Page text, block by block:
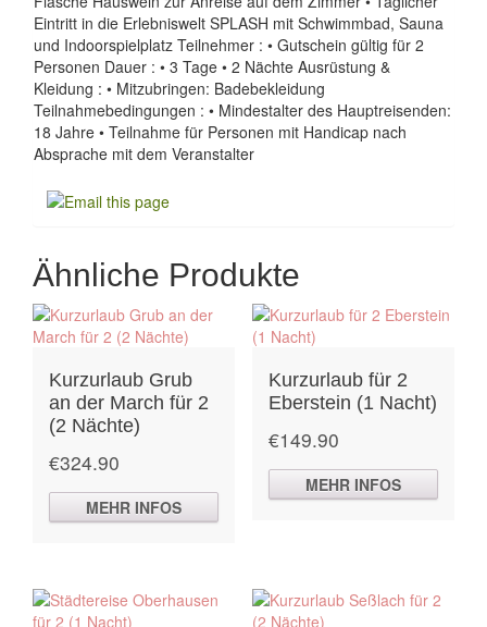
Eintritt in die Erlebniswelt SPLASH mit Schwimmbad, Sauna
und Indoorspielplatz Teilnehmer : • Gutschein gültig für 2
Personen Dauer : • 3 Tage • 2 Nächte Ausrüstung &
Kleidung : • Mitzubringen: Badebekleidung
Teilnahmebedingungen : • Mindestalter des Hauptreisenden:
18 Jahre • Teilnahme für Personen mit Handicap nach
Absprache mit dem Veranstalter
Ähnliche Produkte
Kurzurlaub Grub
an der March für 2
(2 Nächte)
€324.90
MEHR INFOS
Kurzurlaub für 2
Eberstein (1 Nacht)
€149.90
MEHR INFOS